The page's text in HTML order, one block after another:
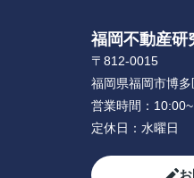
福岡不動産研
〒812-0015
福岡県福岡市博
営業時間：
定休日： 水曜日